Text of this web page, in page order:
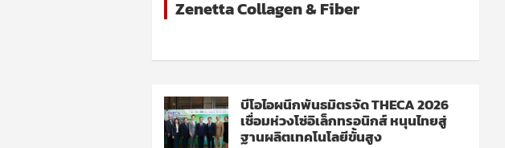
Zenetta Collagen & Fiber
บีโอไอผนึกพันธมิตรจัด THECA 2026
เชื่อมห่วงโซ่อิเล็กทรอนิกส์ หนุนไทยสู่
ฐานผลิตเทคโนโลยีขั้นสูง